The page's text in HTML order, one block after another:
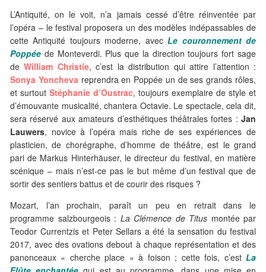
L’Antiquité, on le voit, n’a jamais cessé d’être réinventée par
l’opéra – le festival proposera un des modèles indépassables de
cette Antiquité toujours moderne, avecLe couronnement de
Poppée de Monteverdi. Plus que la direction toujours fort sage
deWilliam Christie, c’est la distribution qui attire l’attention :
Sonya Yoncheva reprendra en Poppée un de ses grands rôles,
et surtout Stéphanie d’Oustrac, toujours exemplaire de style et
d’émouvante musicalité, chantera Octavie. Le spectacle, cela dit,
sera réservé aux amateurs d’esthétiques théâtrales fortes : Jan
Lauwers, novice à l’opéra mais riche de ses expériences de
plasticien, de chorégraphe, d’homme de théâtre, est le grand
pari de Markus Hinterhäuser, le directeur du festival, en matière
scénique – mais n’est-ce pas le but même d’un festival que de
sortir des sentiers battus et de courir des risques ?
Mozart, l’an prochain, paraît un peu en retrait dans le
programme salzbourgeois : La Clémence de Titus montée par
Teodor Currentzis et Peter Sellars a été la sensation du festival
2017, avec des ovations debout à chaque représentation et des
panonceaux « cherche place » à foison ; cette fois, c’est La